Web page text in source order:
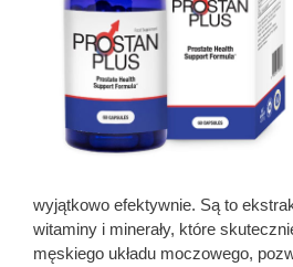
wyjątkowo efektywnie. Są to
witaminy i minerały, które
męskiego układu moczowego,